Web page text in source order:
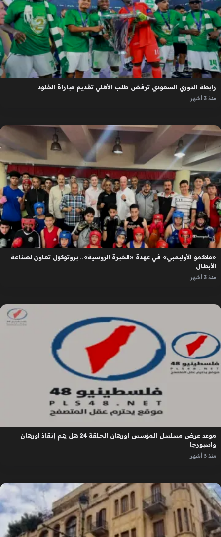
رابطة الدوري السعودي ترفض طلب الأهلي تقديم مباراة الخلود
منذ 3 أشهر
«ملاكمو الأوليمبي» في عهدة «الخبرة الروسية».. بروتوكول تعاون لصناعة
الأبطال
منذ 3 أشهر
موعد عرض مسلسل المؤسس اورهان الحلقة 24 هل يتم إنقاذ اورهان
واسبورجا
منذ 3 أشهر